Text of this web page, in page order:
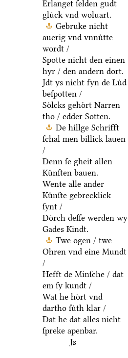
Erlanget ſelden gudt
gluͤck vnd woluart.
Gebruke nicht
auerig vnd vnnuͤtte
wordt /
Spotte nicht den einen
hyr / den andern dort.
Jdt ys nicht fyn de Luͤd
beſpotten /
Soͤlcks gehoͤrt Narren
tho / edder Sotten.
De hillge Schrifft
ſchal men billick lauen
/
Denn ſe gheit allen
Kuͤnſten bauen.
Wente alle ander
Kuͤnſte gebrecklick
ſynt /
Doͤrch deſſe werden wy
Gades Kindt.
Twe ogen / twe
Ohren vnd eine Mundt
/
Hefft de Minſche / dat
em ſy kundt /
Wat he hoͤrt vnd
dartho ſuͤth klar /
Dat he dat alles nicht
ſpreke apenbar.
Js